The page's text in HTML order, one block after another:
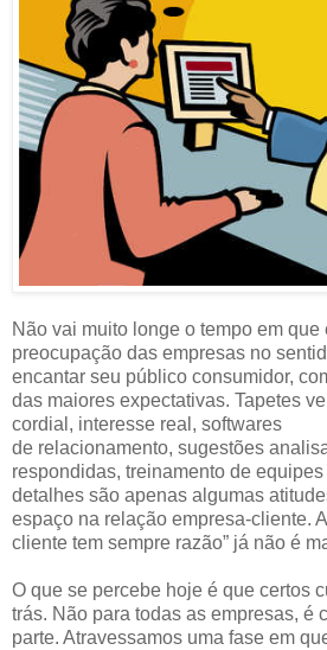
Não vai muito longe o tempo em que
preocupação das empresas no
encantar seu público consumidor,
das maiores expectativas. Tapetes
cordial, interesse real, softwares
de relacionamento, sugestões
respondidas, treinamento de
detalhes são apenas algumas
espaço na relação empresa-cliente.
cliente tem sempre razão” já não é
O que se percebe hoje é que certos
trás. Não para todas as empresas, é
parte. Atravessamos uma fase em